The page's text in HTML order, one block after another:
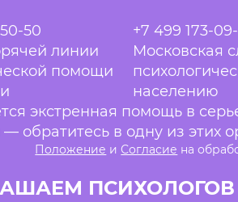
50
линии
помощи
+7 499 173-
Московская
населению
экстренная помощь в
обратитесь в одну из этих
Положение и Согласие на
ПСИХОЛОГОВ